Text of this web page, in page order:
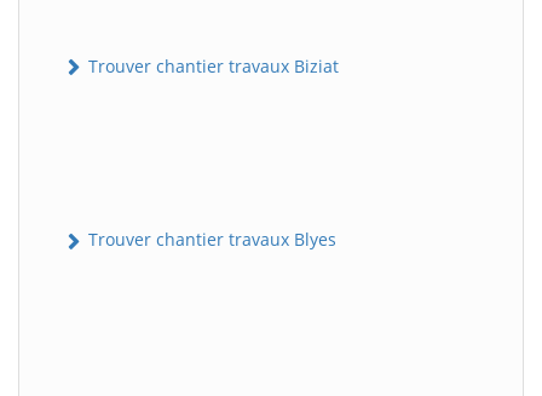
Trouver chantier travaux Biziat
Trouver chantier travaux Blyes